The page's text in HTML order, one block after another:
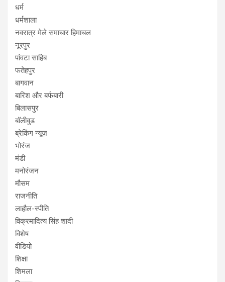
धर्म
धर्मशाला
नवरात्र मेले समाचार हिमाचल
नूरपुर
पांवटा साहिब
फतेहपुर
बागवान
बारिश और बर्फबारी
बिलासपुर
बॉलीवुड
ब्रेकिंग न्यूज़
भोरंज
मंडी
मनोरंजन
मौसम
राजनीति
लाहौल-स्पीति
विक्रमादित्य सिंह शादी
विशेष
वीडियो
शिक्षा
शिमला